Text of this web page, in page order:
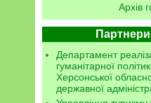
Архів
Партнери
Департамент
гуманітарної
Херсонської
державної